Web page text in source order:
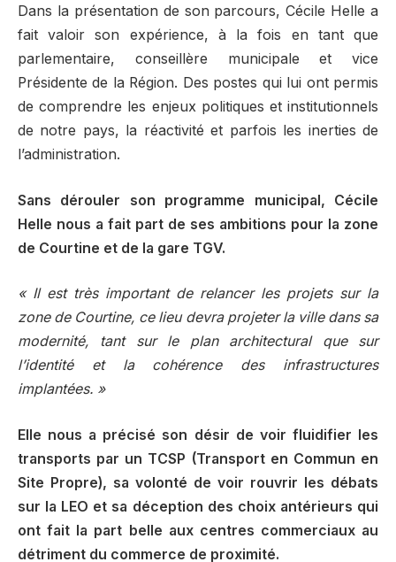
Dans la présentation de son parcours, Cécile Helle a
fait valoir son expérience, à la fois en tant que
parlementaire, conseillère municipale et vice
Présidente de la Région. Des postes qui lui ont permis
de comprendre les enjeux politiques et institutionnels
de notre pays, la réactivité et parfois les inerties de
l’administration.
Sans dérouler son programme municipal, Cécile
Helle nous a fait part de ses ambitions pour la zone
de Courtine et de la gare TGV.
« Il est très important de relancer les projets sur la
zone de Courtine, ce lieu devra projeter la ville dans sa
modernité, tant sur le plan architectural que sur
l’identité et la cohérence des infrastructures
implantées. »
Elle nous a précisé son désir de voir fluidifier les
transports par un TCSP (Transport en Commun en
Site Propre), sa volonté de voir rouvrir les débats
sur la LEO et sa déception des choix antérieurs qui
ont fait la part belle aux centres commerciaux au
détriment du commerce de proximité.